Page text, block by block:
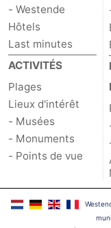
Route
-
Stationnement
-
Tram
du
littoral
Adresses
Médicales
Région
Flandre-
- Westende
Hôtels
Last minutes
ACTIVITÉS
Plages
Lieux d'intérêt
- Musées
- Monuments
- Points de vue